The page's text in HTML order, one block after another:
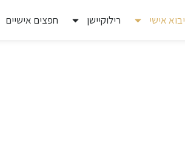
יבוא אישי רילוקיישן חפצים אישיים